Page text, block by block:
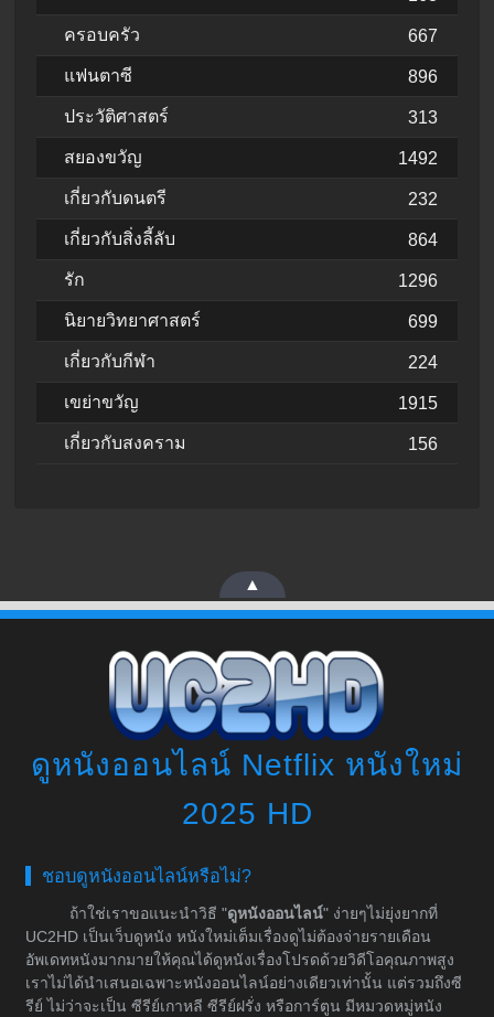
ครอบครัว 667
แฟนตาซี 896
ประวัติศาสตร์ 313
สยองขวัญ 1492
เกี่ยวกับดนตรี 232
เกี่ยวกับสิ่งลี้ลับ 864
รัก 1296
นิยายวิทยาศาสตร์ 699
เกี่ยวกับกีฬา 224
เขย่าขวัญ 1915
เกี่ยวกับสงคราม 156
▲
ดูหนังออนไลน์ Netflix หนังใหม่
2025 HD
ชอบดูหนังออนไลน์หรือไม่?
ถ้าใช่เราขอแนะนำวิธี "ดูหนังออนไลน์" ง่ายๆไม่ยุ่งยากที่
UC2HD เป็นเว็บดูหนัง หนังใหม่เต็มเรื่องดูไม่ต้องจ่ายรายเดือน
อัพเดทหนังมากมายให้คุณได้ดูหนังเรื่องโปรดด้วยวิดีโอคุณภาพสูง
เราไม่ได้นำเสนอเฉพาะหนังออนไลน์อย่างเดียวเท่านั้น แต่รวมถึงซี
รีย์ ไม่ว่าจะเป็น ซีรีย์เกาหลี ซีรีย์ฝรั่ง หรือการ์ตูน มีหมวดหมู่หนัง